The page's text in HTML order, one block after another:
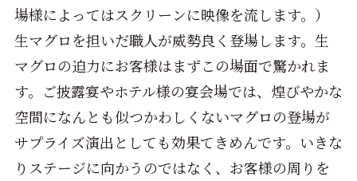
場様によってはスクリーンに映像を流します。）
生マグロを担いだ職人が威勢良く登場します。生
マグロの迫力にお客様はまずこの場面で驚かれま
す。ご披露宴やホテル様の宴会場では、煌びやかな
空間になんとも似つかわしくないマグロの登場が
サプライズ演出としても効果てきめんです。いきな
りステージに向かうのではなく、お客様の周りを